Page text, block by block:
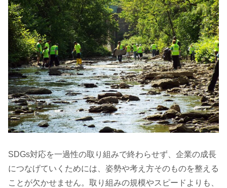
SDGs対応を一過性の取り組みで終わらせず、企業の成長
につなげていくためには、姿勢や考え方そのものを整える
ことが欠かせません。取り組みの規模やスピードよりも、